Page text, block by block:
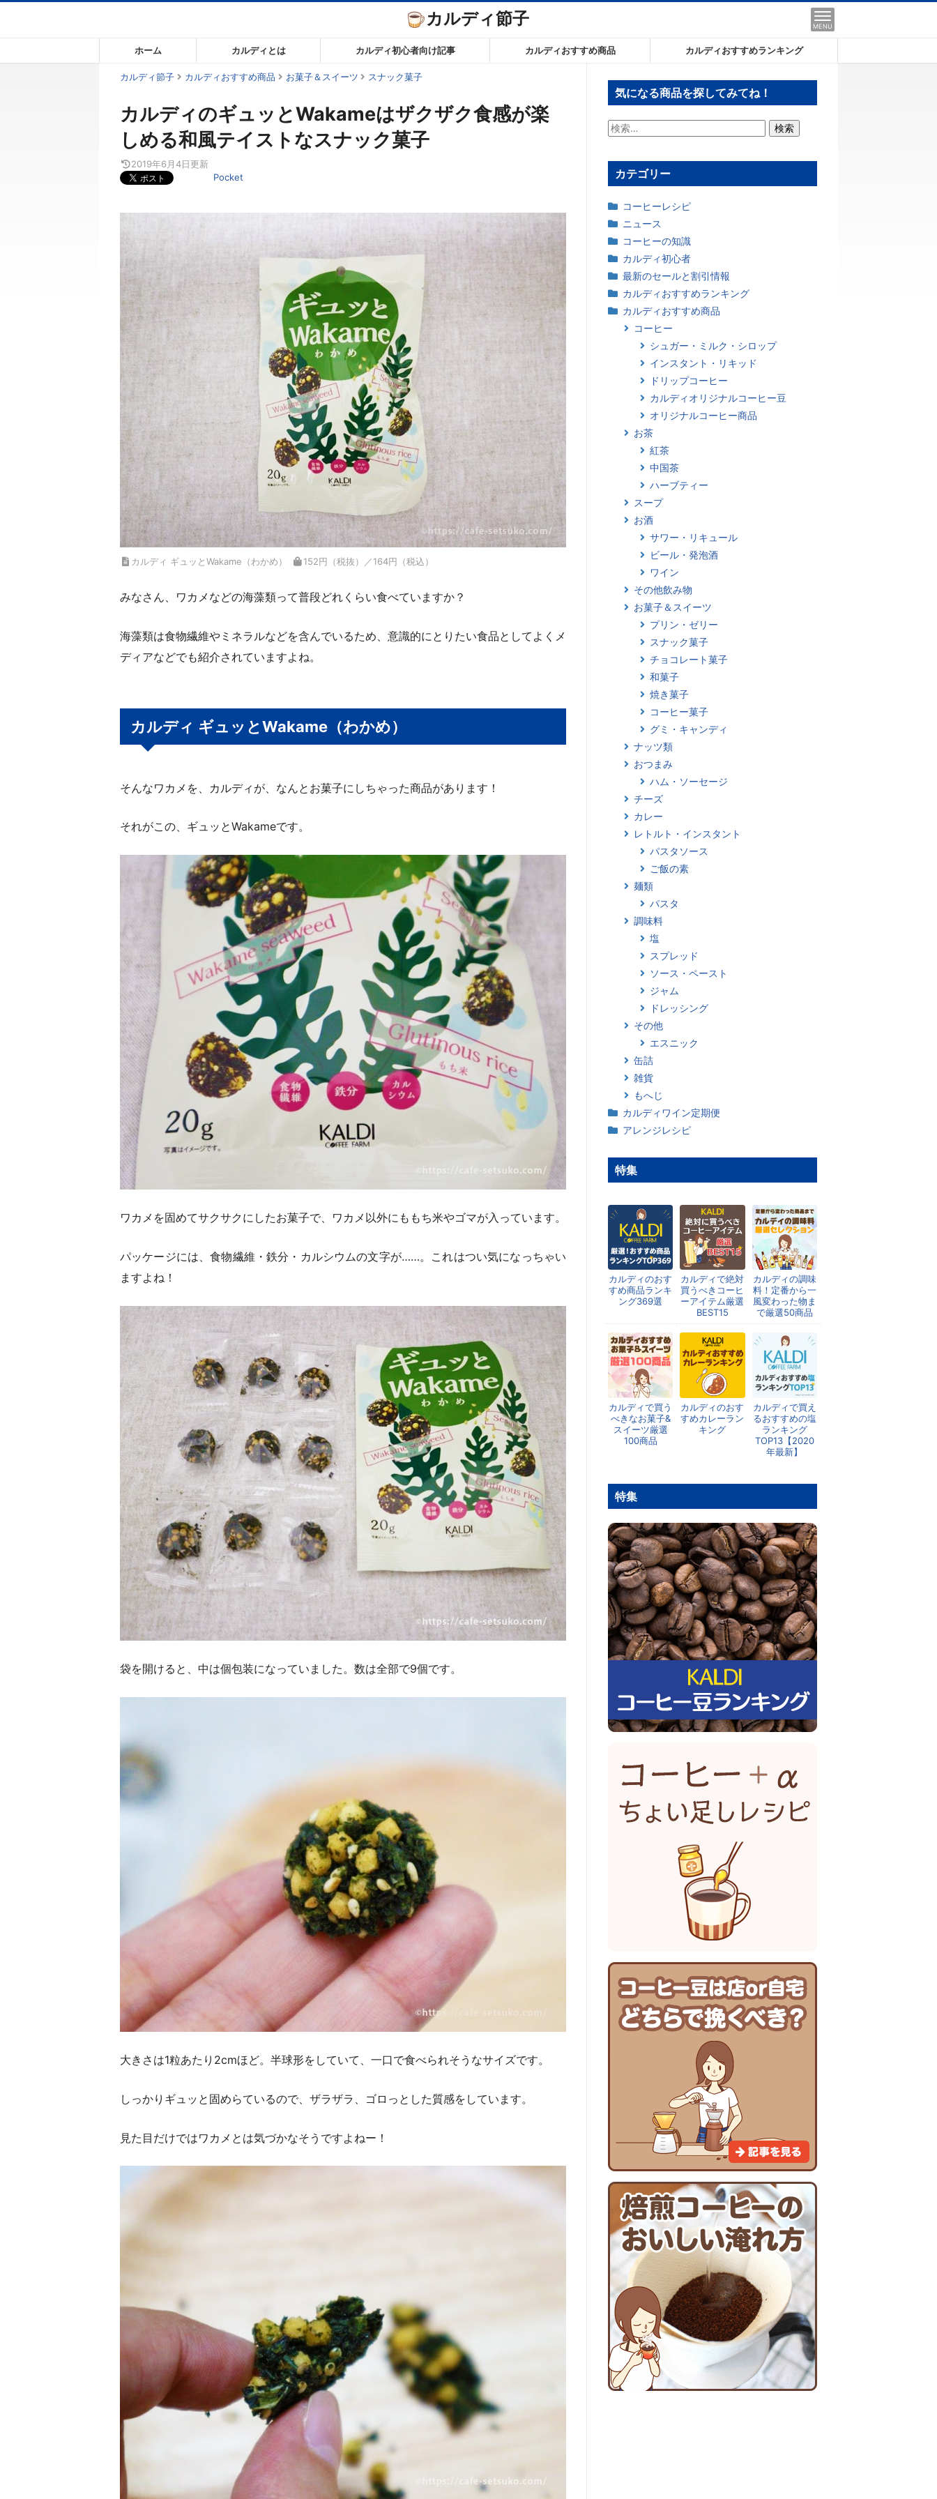
ン
カルディ節子 MENU
ホーム カルディとは カルディ初心者向け記事 カルディおすすめ商品 カルディおすすめランキング
カルディ節子 カルディおすすめ商品 お菓子＆スイーツ スナック菓子
カルディのギュッとWakameはザクザク食感が楽
しめる和風テイストなスナック菓子
2019年6月4日更新
Pocket
カルディ ギュッとWakame（わかめ） 152円（税抜）／164円（税込）
みなさん、ワカメなどの海藻類って普段どれくらい食べていますか？
海藻類は食物繊維やミネラルなどを含んでいるため、意識的にとりたい食品としてよくメ
ディアなどでも紹介されていますよね。
カルディ ギュッとWakame（わかめ）
そんなワカメを、カルディが、なんとお菓子にしちゃった商品があります！
それがこの、ギュッとWakameです。
ワカメを固めてサクサクにしたお菓子で、ワカメ以外にももち米やゴマが入っています。
パッケージには、食物繊維・鉄分・カルシウムの文字が……。これはつい気になっちゃい
ますよね！
袋を開けると、中は個包装になっていました。数は全部で9個です。
大きさは1粒あたり2cmほど。半球形をしていて、一口で食べられそうなサイズです。
しっかりギュッと固めらているので、ザラザラ、ゴロっとした質感をしています。
見た目だけではワカメとは気づかなそうですよねー！
気になる商品を探してみてね！
検
カテゴリー
コーヒーレシピ
ニュース
コーヒーの知識
カルディ初心者
最新のセールと割引情報
カルディおすすめランキング
カルディおすすめ商品
コーヒー
シュガー・ミルク・シロップ
インスタント・リキッド
ドリップコーヒー
カルディオリジナルコーヒー豆
オリジナルコーヒー商品
お茶
紅茶
中国茶
ハーブティー
スープ
お酒
サワー・リキュール
ビール・発泡酒
ワイン
その他飲み物
お菓子＆スイーツ
プリン・ゼリー
スナック菓子
チョコレート菓子
和菓子
焼き菓子
コーヒー菓子
グミ・キャンディ
ナッツ類
おつまみ
ハム・ソーセージ
チーズ
カレー
レトルト・インスタント
パスタソース
ご飯の素
麺類
パスタ
調味料
塩
スプレッド
ソース・ペースト
ジャム
ドレッシング
その他
エスニック
缶詰
雑貨
もへじ
カルディワイン定期便
アレンジレシピ
特集
カルディのおす
すめ商品ランキ
ング369選
カルディで絶対
買うべきコーヒ
ーアイテム厳選
BEST15
カルディの調味
料！定番から一
風変わった物ま
で厳選50商品
カルディで買う
べきなお菓子&
スイーツ厳選
100商品
カルディのおす
すめカレーラン
キング
カルディで買え
るおすすめの塩
ランキング
TOP13【2020
年最新】
特集